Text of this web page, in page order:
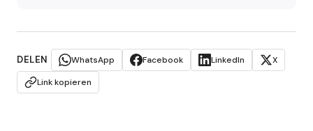
DELEN WhatsApp Facebook LinkedIn
X
Link kopieren